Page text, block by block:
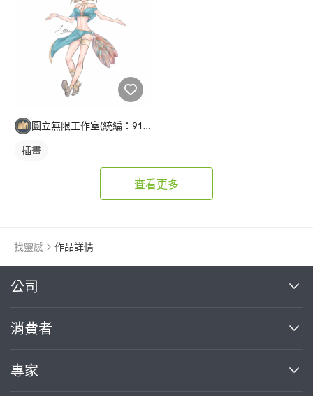
圓立無限工作室(統編：91512206)/張庭禎
插畫
查看更多
找靈感 作品詳情
公司
關於我們
部落格
消費者
買服務
專家
繼續完成